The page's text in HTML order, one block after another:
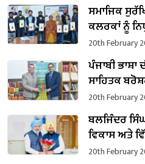
ਸਮਾਜਿਕ
ਕਲਰਕਾਂ ਨੂੰ
20th February
ਪੰਜਾਬੀ ਭਾਸ਼ਾ
ਸਾਹਿਤਕ
20th February
ਬਲਜਿੰਦਰ
ਵਿਕਾਸ ਅਤੇ
ਸੰਭਾਲਿਆ
20th February